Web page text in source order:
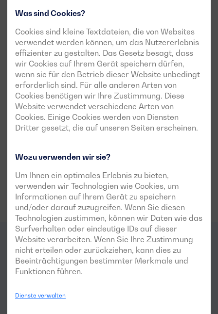
Was sind Cookies?
Cookies sind kleine Textdateien, die von Websites
verwendet werden können, um das Nutzererlebnis
effizienter zu gestalten. Das Gesetz besagt, dass
wir Cookies auf Ihrem Gerät speichern dürfen,
wenn sie für den Betrieb dieser Website unbedingt
erforderlich sind. Für alle anderen Arten von
Cookies benötigen wir Ihre Zustimmung. Diese
Website verwendet verschiedene Arten von
Cookies. Einige Cookies werden von Diensten
Dritter gesetzt, die auf unseren Seiten erscheinen.
Wozu verwenden wir sie?
Um Ihnen ein optimales Erlebnis zu bieten,
verwenden wir Technologien wie Cookies, um
Informationen auf Ihrem Gerät zu speichern
und/oder darauf zuzugreifen. Wenn Sie diesen
Technologien zustimmen, können wir Daten wie das
Surfverhalten oder eindeutige IDs auf dieser
Website verarbeiten. Wenn Sie Ihre Zustimmung
nicht erteilen oder zurückziehen, kann dies zu
Beeinträchtigungen bestimmter Merkmale und
Funktionen führen.
Dienste verwalten
Für welcheBereicheist dieser
Generator am besten